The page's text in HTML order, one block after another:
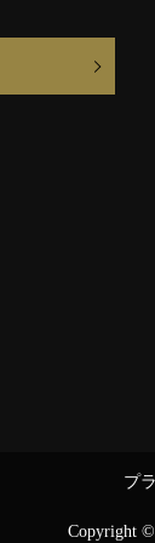
プ
Copyright